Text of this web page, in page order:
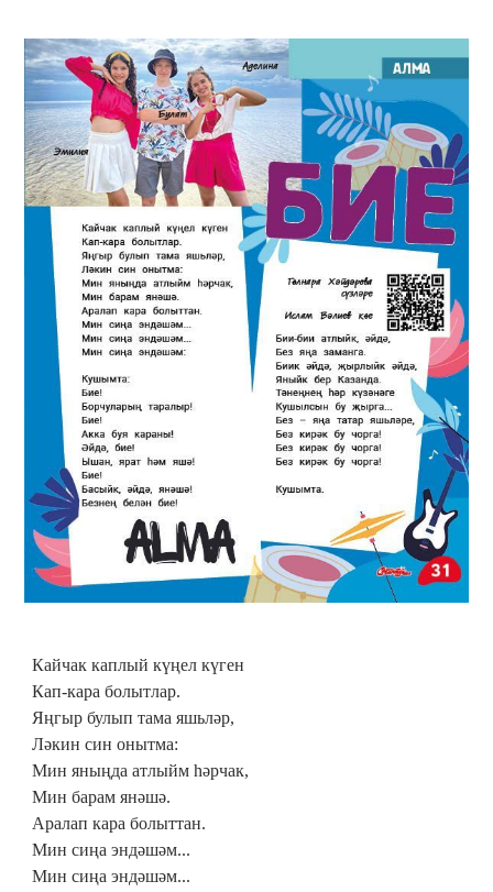
Кайчак каплый күңел күген
Кап-кара болытлар.
Яңгыр булып тама яшьләр,
Ләкин син онытма:
Мин яныңда атлыйм һәрчак,
Мин барам янәшә.
Аралап кара болыттан.
Мин сиңа эндәшәм...
Мин сиңа эндәшәм...